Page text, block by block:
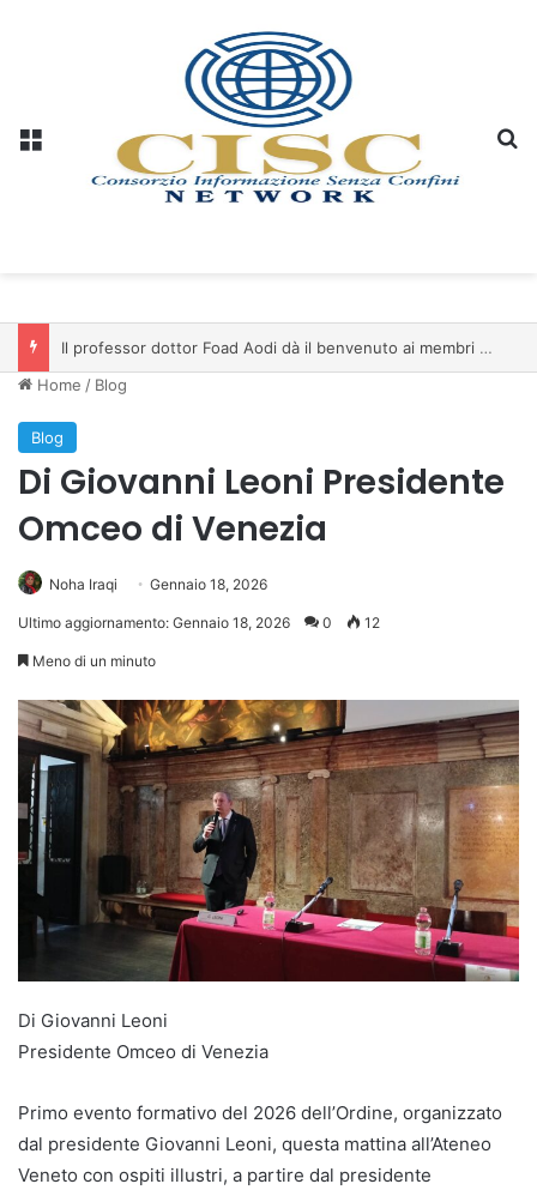
Il professor dottor Foad Aodi dà il benvenuto ai membri del Comitato per le Scienze delle Piramidi e le Scienze Archeologiche…
Home / Blog
Blog
Di Giovanni Leoni Presidente
Omceo di Venezia
Noha Iraqi Gennaio 18, 2026
Ultimo aggiornamento: Gennaio 18, 2026 0 12
Meno di un minuto
Di Giovanni Leoni
Presidente Omceo di Venezia
Primo evento formativo del 2026 dell’Ordine, organizzato
dal presidente Giovanni Leoni, questa mattina all’Ateneo
Veneto con ospiti illustri, a partire dal presidente